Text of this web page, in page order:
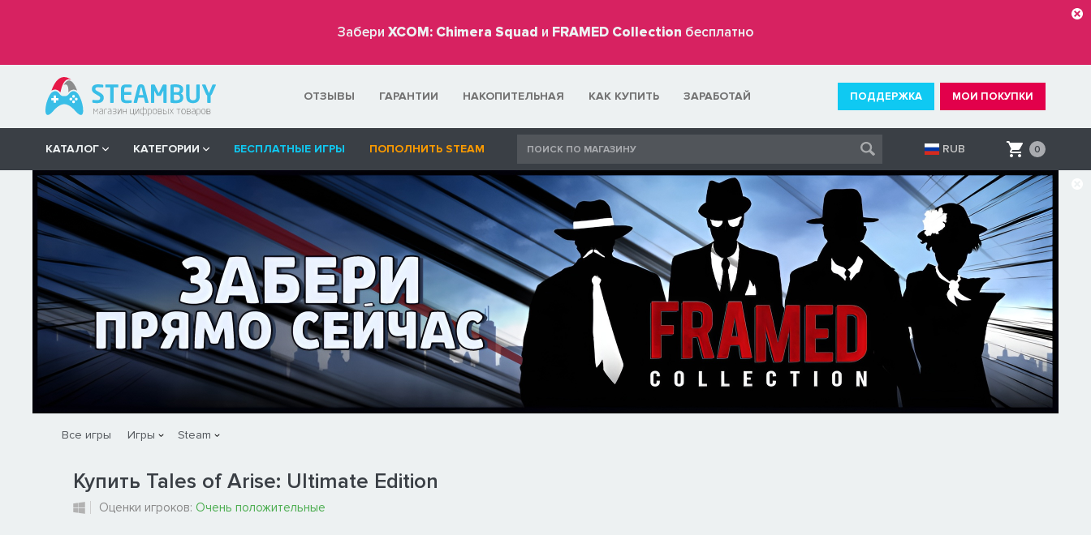
Забери XCOM: Chimera Squad и FRAMED Collection бесплатно
ОТЗЫВЫ ГАРАНТИИ НАКОПИТЕЛЬНАЯ КАК КУПИТЬ ЗАРАБОТАЙ ПОДДЕРЖКА МОИ ПОКУПКИ
КАТАЛОГ КАТЕГОРИИ БЕСПЛАТНЫЕ ИГРЫ ПОПОЛНИТЬ STEAM RUB 0
Все игры Игры Steam
Купить Tales of Arise: Ultimate Edition
Оценки игроков: Очень положительные